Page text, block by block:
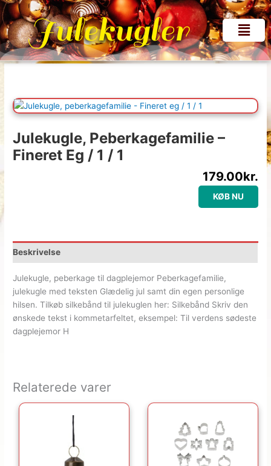
Gå
til
indholdetJulekugler Menu
Julekugle, Peberkagefamilie –
Fineret Eg / 1 / 1
179.00kr.
KØB NU
Beskrivelse
Julekugle, peberkage til dagplejemor Peberkagefamilie,
julekugle med teksten Glædelig jul samt din egen personlige
hilsen. Tilkøb silkebånd til julekuglen her: Silkebånd Skriv den
ønskede tekst i kommetarfeltet, eksempel: Til verdens sødeste
dagplejemor H
Relaterede varer
Den oprindelige pris
Den aktuelle